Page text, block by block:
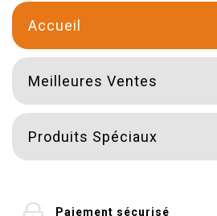
Accueil
Meilleures Ventes
Produits Spéciaux
Paiement sécurisé